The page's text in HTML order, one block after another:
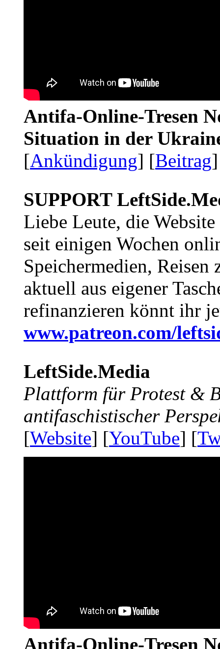
Antifa-Online-Tresen
Situation in der
[Ankündigung] [Beitrag
SUPPORT
Liebe Leute, die Website
seit einigen Wochen
Speichermedien, Reisen
aktuell aus eigener
refinanzieren könnt ihr
www.patreon.com/
LeftSide.Media
Plattform für Protest &
antifaschistischer
[Website] [YouTube] [
Antifa-Online-Tresen